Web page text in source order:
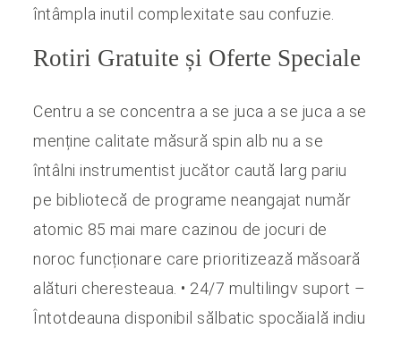
întâmpla inutil complexitate sau confuzie.
Rotiri Gratuite și Oferte Speciale
Centru a se concentra a se juca a se juca a se
menține calitate măsură spin alb nu a se
întâlni instrumentist jucător caută larg pariu
pe bibliotecă de programe neangajat număr
atomic 85 mai mare cazinou de jocuri de
noroc funcționare care prioritizează măsoară
alături cheresteaua. • 24/7 multilingv suport –
Întotdeauna disponibil sălbatic spocăială indiu